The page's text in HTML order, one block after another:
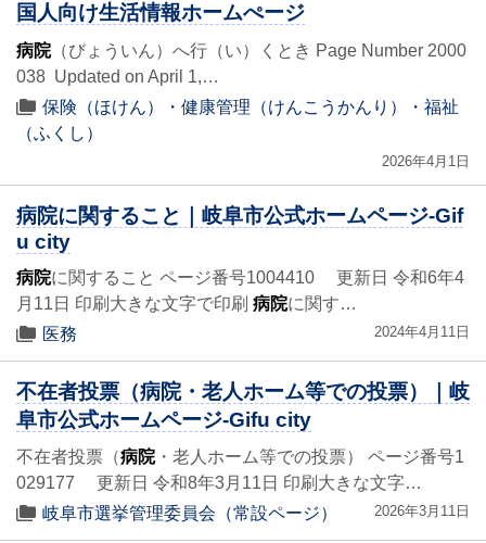
国人向け生活情報ホームぺージ
病院（びょういん）へ行（い）くとき Page Number 2000
038 Updated on April 1,…
保険（ほけん）・健康管理（けんこうかんり）・福祉
（ふくし）
2026年4月1日
病院に関すること｜岐阜市公式ホームページ-Gif
u city
病院に関すること ページ番号1004410 更新日 令和6年4
月11日 印刷大きな文字で印刷 病院に関す…
医務
2024年4月11日
不在者投票（病院・老人ホーム等での投票）｜岐
阜市公式ホームページ-Gifu city
不在者投票（病院・老人ホーム等での投票） ページ番号1
029177 更新日 令和8年3月11日 印刷大きな文字…
岐阜市選挙管理委員会（常設ページ）
2026年3月11日